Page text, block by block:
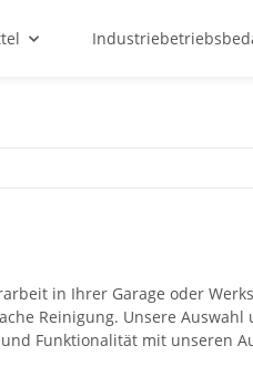
in Ihrer Garage oder
Reinigung. Unsere
Funktionalität mit unseren